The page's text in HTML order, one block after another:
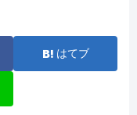
はてブ